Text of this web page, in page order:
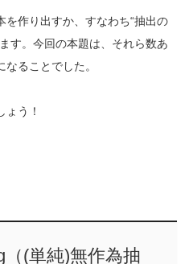
作り出すか、すなわち“抽出の
す。今回の本題は、それら数あ
ることでした。
ょう！
(単純)無作為抽